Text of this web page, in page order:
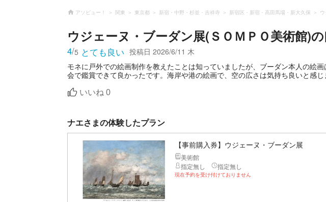
アソビュー！ 関東 東京都 新宿・中野・杉並・吉祥寺 新宿区・新宿・高田馬場・新大久保
ウジェーヌ・ブーダン展(ＳＯＭＰＯ美術館)
4/5 とても良い 投稿日 2026/6/11 木
モネに戸外での絵画制作を教えたことは知っていましたが、ブーダン本人の絵
会で鑑賞できて良かったです。海岸や港の絵画で、空の広さは気持ち良いと感じ
いいね 0
ナエさまの体験したプラン
【事前購入券】ウジェーヌ・ブーダン展
美術館
指定無し
指定無し
現在予約を受け付けておりません